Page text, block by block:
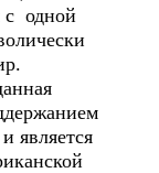
с одной
является